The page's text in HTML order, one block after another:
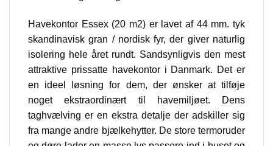
Havekontor Essex (20 m2) er lavet af 44 mm. tyk
skandinavisk gran / nordisk fyr, der giver naturlig
isolering hele året rundt. Sandsynligvis den mest
attraktive prissatte havekontor i Danmark. Det er
en ideel løsning for dem, der ønsker at tilføje
noget ekstraordinært til havemiljøet. Dens
taghvælving er en ekstra detalje der adskiller sig
fra mange andre bjælkehytter. De store termoruder